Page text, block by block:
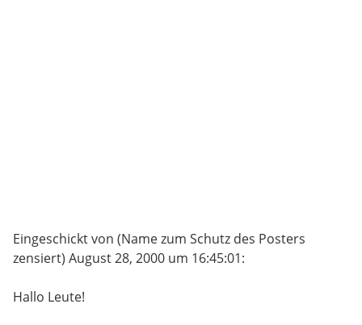
Eingeschickt von (Name zum Schutz des Posters
zensiert) August 28, 2000 um 16:45:01:
Hallo Leute!